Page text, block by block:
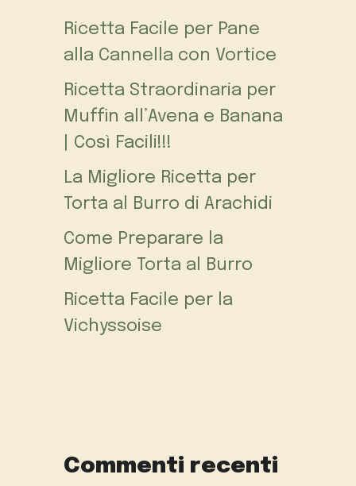
Ricetta Facile per Pane
alla Cannella con Vortice
Ricetta Straordinaria per
Muffin all’Avena e Banana
| Così Facili!!!
La Migliore Ricetta per
Torta al Burro di Arachidi
Come Preparare la
Migliore Torta al Burro
Ricetta Facile per la
Vichyssoise
Commenti recenti